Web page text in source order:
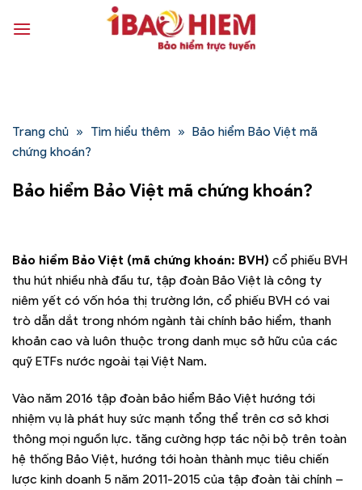
qua
Trang chủ » Tìm hiểu thêm » Bảo hiểm Bảo Việt mã
chứng khoán?
Bảo hiểm Bảo Việt mã chứng khoán?
Bảo hiểm Bảo Việt (mã chứng khoán: BVH) cổ phiếu BVH
thu hút nhiều nhà đầu tư, tập đoàn Bảo Việt là công ty
niêm yết có vốn hóa thị trường lớn, cổ phiếu BVH có vai
trò dẫn dắt trong nhóm ngành tài chính bảo hiểm, thanh
khoản cao và luôn thuộc trong danh mục sở hữu của các
quỹ ETFs nước ngoài tại Việt Nam.
Vào năm 2016 tập đoàn bảo hiểm Bảo Việt hướng tới
nhiệm vụ là phát huy sức mạnh tổng thể trên cơ sở khơi
thông mọi nguồn lực. tăng cường hợp tác nội bộ trên toàn
hệ thống Bảo Việt, hướng tới hoàn thành mục tiêu chiến
lược kinh doanh 5 năm 2011-2015 của tập đoàn tài chính –